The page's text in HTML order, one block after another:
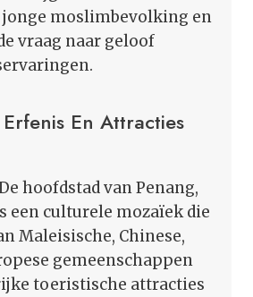
moslimbevolking en
vraag naar geloof
En Attracties
hoofdstad van Penang,
een culturele mozaïek die
Maleisische, Chinese,
gemeenschappen
toeristische attracties